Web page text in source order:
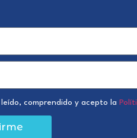
comprendido y acepto la